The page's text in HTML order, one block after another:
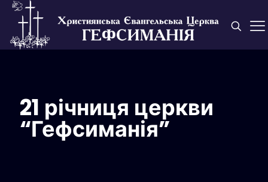
21 річниця церкви
“Гефсиманія”